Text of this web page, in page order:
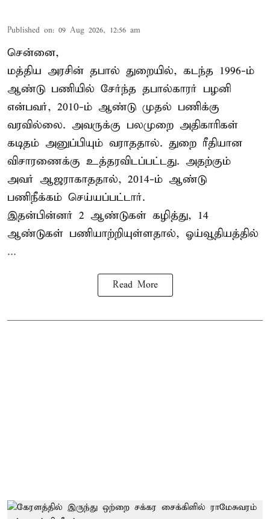
Published on: 09 Aug 2026, 12:56 am
சென்னை,
மத்திய அரசின் தபால் துறையில், கடந்த 1996-ம்
ஆண்டு பணியில் சேர்ந்த தபால்காரர் பழனி
என்பவர், 2010-ம் ஆண்டு முதல் பணிக்கு
வரவில்லை. அவருக்கு பலமுறை அதிகாரிகள்
கடிதம் அனுப்பியும் வராததால். துறை ரீதியான
விசாரணைக்கு உத்தரவிடப்பட்டது. அதற்கும்
அவர் ஆஜராகாததால், 2014-ம் ஆண்டு
பணிநீக்கம் செய்யப்பட்டார்.
இதன்பின்னர் 2 ஆண்டுகள் கழித்து, 14
ஆண்டுகள் பணியாற்றியுள்ளதால், ஓய்வூதியத்தில்
...
Read More